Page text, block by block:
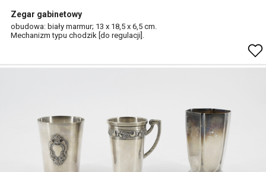
Zegar gabinetowy
obudowa: biały marmur; 13 x 18,5 x 6,5 cm.
Mechanizm typu chodzik [do regulacji].